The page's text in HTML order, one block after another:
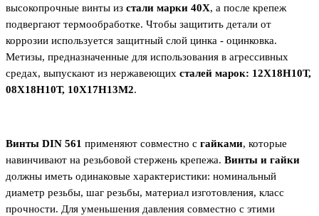
высокопрочные винты из стали марки 40Х, а после крепеж
подвергают термообработке. Чтобы защитить детали от
коррозии используется защитный слой цинка - оцинковка.
Метизы, предназначенные для использования в агрессивных
средах, выпускают из нержавеющих сталей марок: 12Х18Н10Т,
08Х18Н10Т, 10Х17Н13М2.
Винты DIN 561 применяют совместно с гайками, которые
навинчивают на резьбовой стержень крепежа. Винты и гайки
должны иметь одинаковые характеристики: номинальный
диаметр резьбы, шаг резьбы, материал изготовления, класс
прочности. Для уменьшения давления совместно с этими